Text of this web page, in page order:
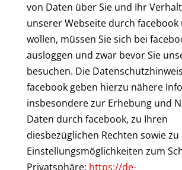
von Daten über Sie und Ihr
unserer Webseite durch
wollen, müssen Sie sich bei
ausloggen und zwar bevor Sie
besuchen. Die
facebook geben hierzu nähere
insbesondere zur Erhebung und
Daten durch facebook, zu Ihren
diesbezüglichen Rechten sowie zu
Einstellungsmöglichkeiten zum
Privatsphäre: https://de-